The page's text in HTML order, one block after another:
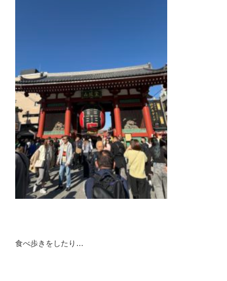
食べ歩きをしたり…